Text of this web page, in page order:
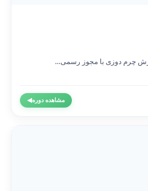
چرم دوزی با مجوز رسمی...
مشاهده دوره◀